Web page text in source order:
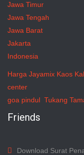
Jawa Timur
Jawa Tengah
Jawa Barat
Jakarta
Indonesia
Harga Jayamix Kaos
center
goa pindul Tukang
Friends
Download Surat